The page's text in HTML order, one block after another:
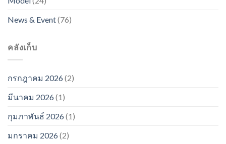
News & Event(76)
คลังเก็บ
กรกฎาคม 2026(2)
มีนาคม 2026(1)
กุมภาพันธ์ 2026(1)
มกราคม 2026(2)